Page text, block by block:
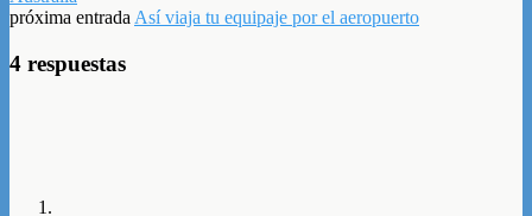
próxima entrada Así viaja tu equipaje por el aeropuerto
4 respuestas